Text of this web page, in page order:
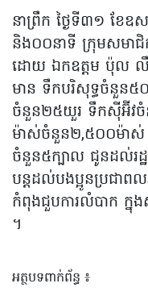
នាព្រឹក ថ្ងៃទី៣១ ខែឧ
និង០០នាទី ក្រុមសមាជិ
ដោយ ឯកឧត្តម ប៉ុល
មាន ទឹកបរិសុទ្ធចំនួន
ចំនួន២៥យួរ ទឹកស៊ីអ៊ីវ
ម៉ាស់ចំនួន២,៥០០ម៉ាស់
ចំនួន៥ក្បាល ជូនដល់រដ្
បន្តដល់បងប្អូនប្រជាពល
កំពុងជួបការលំបាក ក្នុង
។
អត្ថបទពាក់ព័ន្ធ ៖